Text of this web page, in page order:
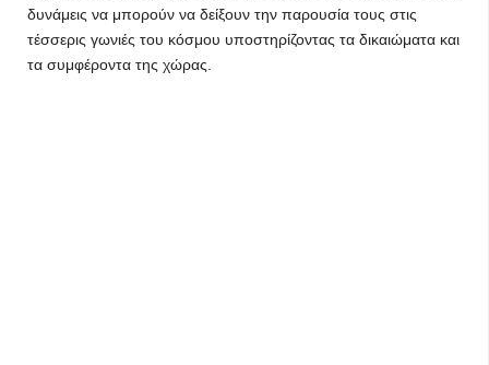
δυνάμεις να μπορούν να δείξουν την παρουσία τους στις
τέσσερις γωνιές του κόσμου υποστηρίζοντας τα δικαιώματα και
τα συμφέροντα της χώρας.